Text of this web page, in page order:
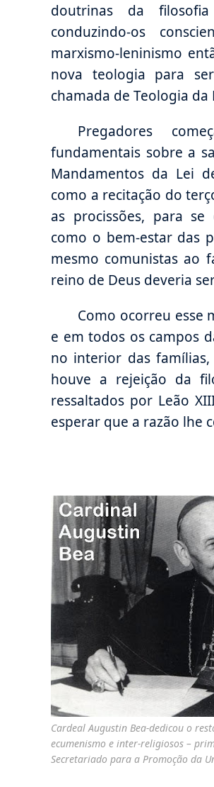
doutrinas da
conduzindo-os
marxismo-leninismo
nova teologia para
chamada de Teologia da
Pregadores
fundamentais sobre a
Mandamentos da Lei
como a recitação do
as procissões, para
como o bem-estar das
mesmo comunistas ao
reino de Deus deveria
Como ocorreu esse
e em todos os campos
no interior das
houve a rejeição da
ressaltados por Leão
esperar que a razão lhe
Cardeal Augustin Bea-dedicou o
ecumenismo e inter-religiosos –
Secretariado para a Promoção da